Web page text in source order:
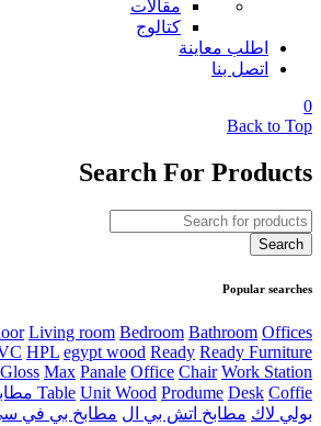
مقالات
كتالوج
اطلب معاينة
اتصل بنا
0
Back to Top
Search For Products
Popular searches
Living room Bedroom Bathroom Offices
HPL egypt wood Ready Ready Furniture
Gloss Max Panale Office Chair Work Station
Table Unit Wood Produme Desk Coffie مطابخ
بولي لاك مطابخ اتش بي ال مطابخ بي في